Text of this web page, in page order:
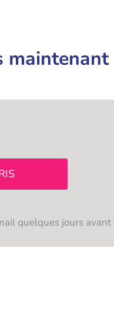
maintenant
quelques jours